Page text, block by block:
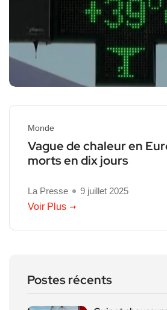
Monde
Vague de chaleur en
morts en dix jours
La Presse
9 juillet 2025
Voir Plus
Postes récents